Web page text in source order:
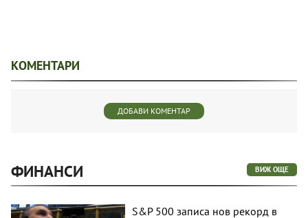
КОМЕНТАРИ
ДОБАВИ КОМЕНТАР
ФИНАНСИ ВИЖ ОЩЕ
S&P 500 записа нов рекорд в